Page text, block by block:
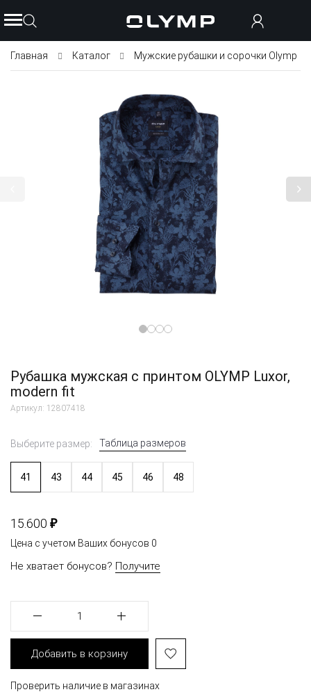
Главная Каталог Мужские рубашки и сорочки Olymp
Рубашка мужская с принтом OLYMP Luxor,
modern fit
Артикул: 12807418
Выберите размер: Таблица размеров
41 43 44 45 46 48
15.600 ₽
Цена с учетом Ваших бонусов 0
Не хватает бонусов? Получите
1
Добавить в корзину
Проверить наличие в магазинах